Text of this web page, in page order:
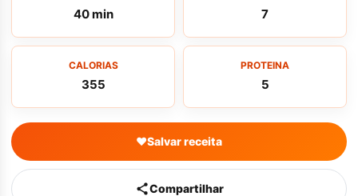
40 min 7
CALORIAS
355
PROTEINA
5
♥Salvar receita
Compartilhar